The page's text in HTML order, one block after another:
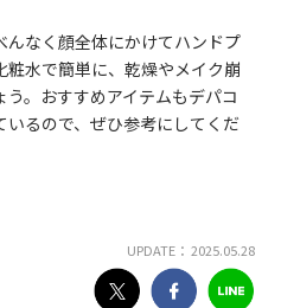
なく顔全体にかけてハンドプ
粧水で簡単に、乾燥やメイク崩
。おすすめアイテムもデパコ
るので、ぜひ参考にしてくだ
UPDATE： 2025.05.28